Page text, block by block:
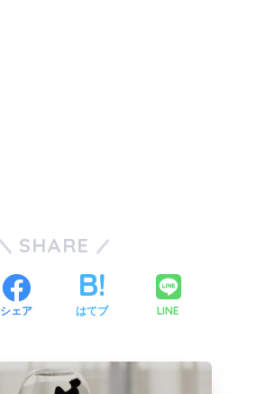
SHARE
シェア はてブ LINE